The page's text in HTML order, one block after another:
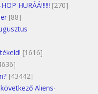
HURÁÁ!!!!!! [270]
[88]
[1616]
[43442]
Aliens-